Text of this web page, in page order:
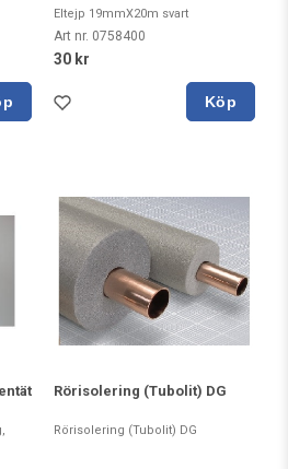
Eltejp 19mmX20m svart
Art nr. 0758400
30 kr
Köp
Rörisolering (Tubolit) DG
Rörisolering (Tubolit) DG